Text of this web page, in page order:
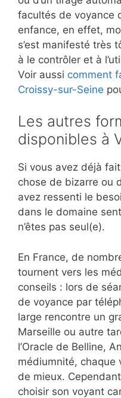
facultés de voyance
enfance, en effet,
s’est manifesté très
à le contrôler et à
Voir aussi comment
Croissy-sur-Seine
Les autres
disponibles à
Si vous avez déjà
chose de bizarre ou
avez ressenti le
dans le domaine
n’êtes pas seul(e).
En France, de
tournent vers les
conseils : lors de
de voyance par
large rencontre un
Marseille ou autre
l’Oracle de Belline,
médiumnité, chaque
de mieux.
choisir son voyant